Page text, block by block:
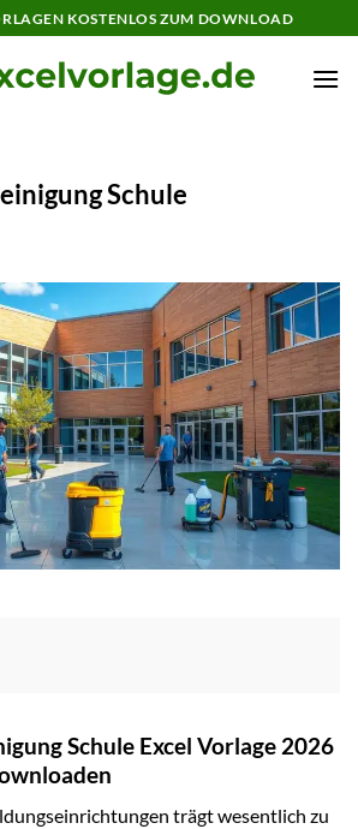
KOSTENLOS ZUM DOWNLOAD
Schule
Schule Excel Vorlage 2026
trägt wesentlich zu